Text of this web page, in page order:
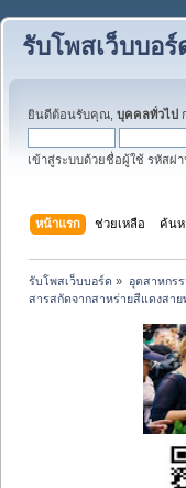
รับโพสเว็บบอร์
ยินดีต้อนรับคุณ, บุคคลทั่วไป
เข้าสู่ระบบด้วยชื่อผู้ใช้ รหัสผ่
หน้าแรก ช่วยเหลือ ค้นห
รับโพสเว็บบอร์ด » อุตสาหกร
สารสกัดจากสาหร่ายสีแดงสา